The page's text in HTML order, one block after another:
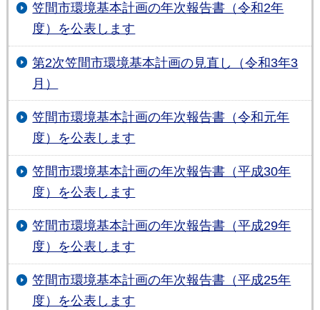
笠間市環境基本計画の年次報告書（令和2年
度）を公表します
第2次笠間市環境基本計画の見直し（令和3年3
月）
笠間市環境基本計画の年次報告書（令和元年
度）を公表します
笠間市環境基本計画の年次報告書（平成30年
度）を公表します
笠間市環境基本計画の年次報告書（平成29年
度）を公表します
笠間市環境基本計画の年次報告書（平成25年
度）を公表します